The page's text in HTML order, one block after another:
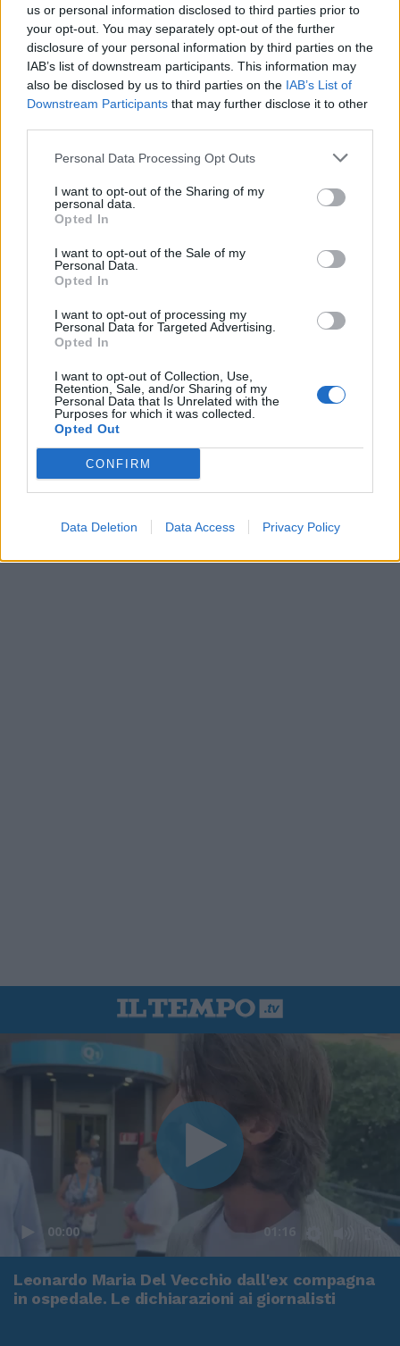
us or personal information disclosed to third parties prior to
your opt-out. You may separately opt-out of the further
disclosure of your personal information by third parties on the
IAB’s list of downstream participants. This information may
also be disclosed by us to third parties on the IAB’s List of
Downstream Participants that may further disclose it to other
Personal Data Processing Opt Outs
I want to opt-out of the Sharing of my
personal data.
Opted In
I want to opt-out of the Sale of my
Personal Data.
Opted In
I want to opt-out of processing my
Personal Data for Targeted Advertising.
Opted In
I want to opt-out of Collection, Use,
Retention, Sale, and/or Sharing of my
Personal Data that Is Unrelated with the
Purposes for which it was collected.
Opted Out
CONFIRM
Data Deletion Data Access Privacy Policy
In evidenza
00:00 01:16
Leonardo Maria Del Vecchio dall'ex compagna
in ospedale. Le dichiarazioni ai giornalisti